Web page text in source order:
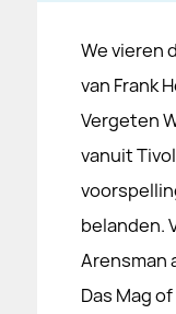
We vieren
van Frank
Vergeten
vanuit
belanden.
Arensman
Das Mag